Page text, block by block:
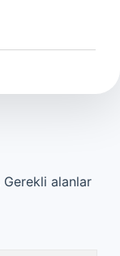
Gerekli alanlar